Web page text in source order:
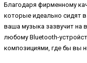
Благодаря фирменному
которые идеально сидят
ваша музыка зазвучит на
любому Bluetooth-
композициями, где бы вы